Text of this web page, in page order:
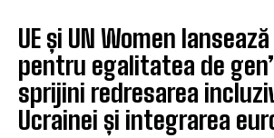
UE și UN Women
pentru egalitatea de
sprijini redresarea
Ucrainei și integrarea